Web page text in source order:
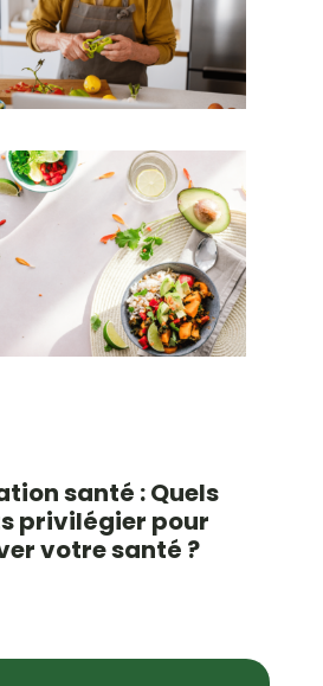
santé : Quels
privilégier pour
votre santé ?